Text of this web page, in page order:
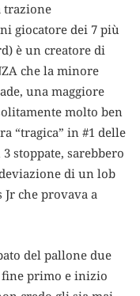
trazione
giocatore dei 7 più
è un creatore di
che la minore
una maggiore
molto ben
“tragica” in #1 delle
stoppate, sarebbero
di un lob
che provava a
del pallone due
primo e inizio